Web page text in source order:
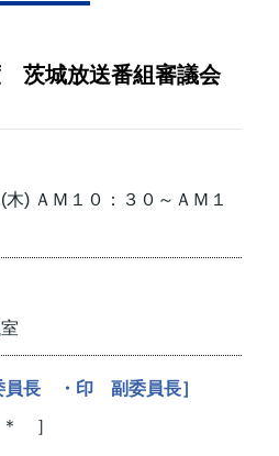
茨城放送番組審議会
木)ＡＭ１０：３０～ＡＭ１
長 ・印 副委員長］
］